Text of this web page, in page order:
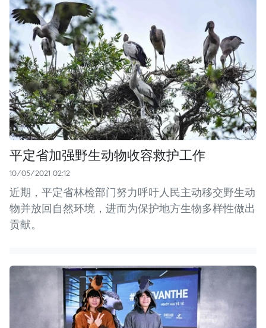
平定省加强野生动物收容救护工作
10/05/2021 02:12
近期，平定省林检部门努力呼吁人民主动移交野生动
物并放回自然环境，进而为保护地方生物多样性做出
贡献。